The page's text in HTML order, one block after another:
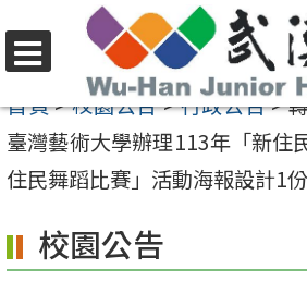
至
要
內
區
選
單
首頁>校園公告>行政公告>
臺灣藝術大學辦理113年「新
住民舞蹈比賽」活動海報設計1
校園公告